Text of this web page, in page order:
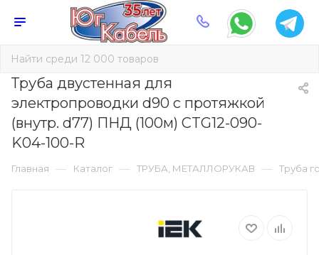
Труба двустенная для
электропроводки d90 с протяжкой
(внутр. d77) ПНД (100м) CTG12-090-
K04-100-R
Главная — Каталог — ТРУБА, МЕТАЛЛОРУКАВ — Труба